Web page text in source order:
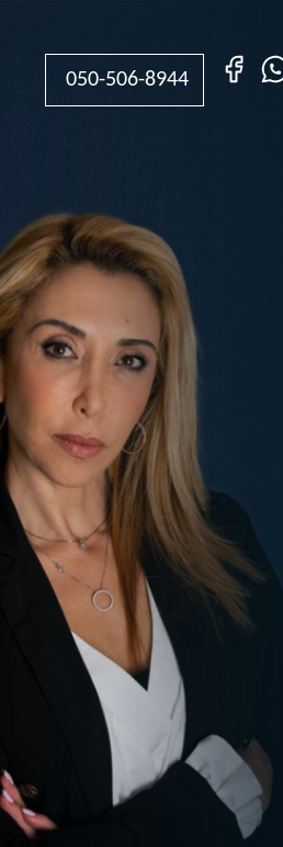
050-506-8944